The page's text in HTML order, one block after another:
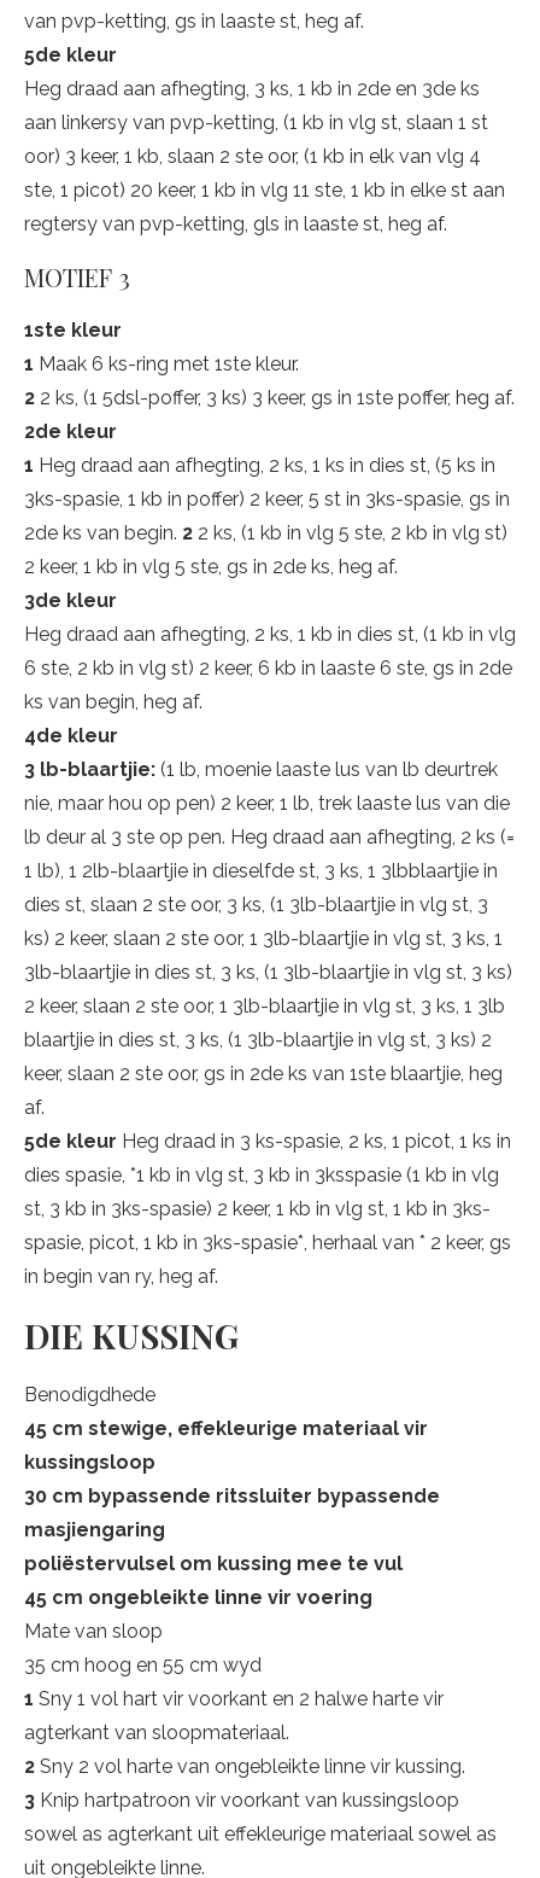
van pvp-ketting, gs in laaste st, heg af.
5de kleur
Heg draad aan afhegting, 3 ks, 1 kb in 2de en 3de ks
aan linkersy van pvp-ketting, (1 kb in vlg st, slaan 1 st
oor) 3 keer, 1 kb, slaan 2 ste oor, (1 kb in elk van vlg 4
ste, 1 picot) 20 keer, 1 kb in vlg 11 ste, 1 kb in elke st aan
regtersy van pvp-ketting, gls in laaste st, heg af.
MOTIEF 3
1ste kleur
1 Maak 6 ks-ring met 1ste kleur.
2 2 ks, (1 5dsl-poffer, 3 ks) 3 keer, gs in 1ste poffer, heg af.
2de kleur
1 Heg draad aan afhegting, 2 ks, 1 ks in dies st, (5 ks in
3ks-spasie, 1 kb in poffer) 2 keer, 5 st in 3ks-spasie, gs in
2de ks van begin. 2 2 ks, (1 kb in vlg 5 ste, 2 kb in vlg st)
2 keer, 1 kb in vlg 5 ste, gs in 2de ks, heg af.
3de kleur
Heg draad aan afhegting, 2 ks, 1 kb in dies st, (1 kb in vlg
6 ste, 2 kb in vlg st) 2 keer, 6 kb in laaste 6 ste, gs in 2de
ks van begin, heg af.
4de kleur
3 lb-blaartjie: (1 lb, moenie laaste lus van lb deurtrek
nie, maar hou op pen) 2 keer, 1 lb, trek laaste lus van die
lb deur al 3 ste op pen. Heg draad aan afhegting, 2 ks (=
1 lb), 1 2lb-blaartjie in dieselfde st, 3 ks, 1 3lbblaartjie in
dies st, slaan 2 ste oor, 3 ks, (1 3lb-blaartjie in vlg st, 3
ks) 2 keer, slaan 2 ste oor, 1 3lb-blaartjie in vlg st, 3 ks, 1
3lb-blaartjie in dies st, 3 ks, (1 3lb-blaartjie in vlg st, 3 ks)
2 keer, slaan 2 ste oor, 1 3lb-blaartjie in vlg st, 3 ks, 1 3lb
blaartjie in dies st, 3 ks, (1 3lb-blaartjie in vlg st, 3 ks) 2
keer, slaan 2 ste oor, gs in 2de ks van 1ste blaartjie, heg
af.
5de kleur Heg draad in 3 ks-spasie, 2 ks, 1 picot, 1 ks in
dies spasie, *1 kb in vlg st, 3 kb in 3ksspasie (1 kb in vlg
st, 3 kb in 3ks-spasie) 2 keer, 1 kb in vlg st, 1 kb in 3ks-
spasie, picot, 1 kb in 3ks-spasie*, herhaal van * 2 keer, gs
in begin van ry, heg af.
DIE KUSSING
Benodigdhede
45 cm stewige, effekleurige materiaal vir
kussingsloop
30 cm bypassende ritssluiter bypassende
masjiengaring
poliëstervulsel om kussing mee te vul
45 cm ongebleikte linne vir voering
Mate van sloop
35 cm hoog en 55 cm wyd
1 Sny 1 vol hart vir voorkant en 2 halwe harte vir
agterkant van sloopmateriaal.
2 Sny 2 vol harte van ongebleikte linne vir kussing.
3 Knip hartpatroon vir voorkant van kussingsloop
sowel as agterkant uit effekleurige materiaal sowel as
uit ongebleikte linne.